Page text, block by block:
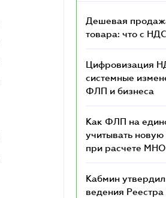
Дешевая
товара: что c НДС
Цифровизация
системные
ФЛП и бизнеса
Как ФЛП на
учитывать
при расчете МНО
Кабмин
ведения Реестра